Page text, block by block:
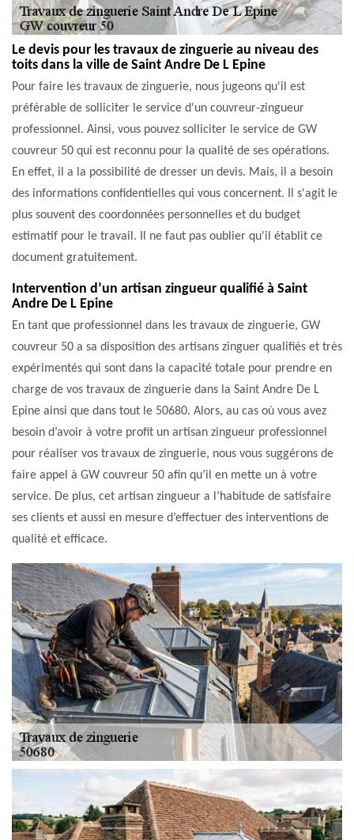
Le devis pour les travaux de zinguerie au niveau des
toits dans la ville de Saint Andre De L Epine
Pour faire les travaux de zinguerie, nous jugeons qu'il est
préférable de solliciter le service d'un couvreur-zingueur
professionnel. Ainsi, vous pouvez solliciter le service de GW
couvreur 50 qui est reconnu pour la qualité de ses opérations.
En effet, il a la possibilité de dresser un devis. Mais, il a besoin
des informations confidentielles qui vous concernent. Il s'agit le
plus souvent des coordonnées personnelles et du budget
estimatif pour le travail. Il ne faut pas oublier qu'il établit ce
document gratuitement.
Intervention d’un artisan zingueur qualifié à Saint
Andre De L Epine
En tant que professionnel dans les travaux de zinguerie, GW
couvreur 50 a sa disposition des artisans zinguer qualifiés et très
expérimentés qui sont dans la capacité totale pour prendre en
charge de vos travaux de zinguerie dans la Saint Andre De L
Epine ainsi que dans tout le 50680. Alors, au cas où vous avez
besoin d’avoir à votre profit un artisan zingueur professionnel
pour réaliser vos travaux de zinguerie, nous vous suggérons de
faire appel à GW couvreur 50 afin qu’il en mette un à votre
service. De plus, cet artisan zingueur a l’habitude de satisfaire
ses clients et aussi en mesure d’effectuer des interventions de
qualité et efficace.